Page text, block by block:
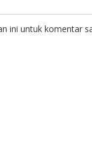
ini untuk komentar